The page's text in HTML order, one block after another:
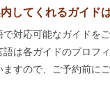
してくれるガイド
で対応可能なガイドを
語は各ガイドのプロフ
ますので、ご予約前に